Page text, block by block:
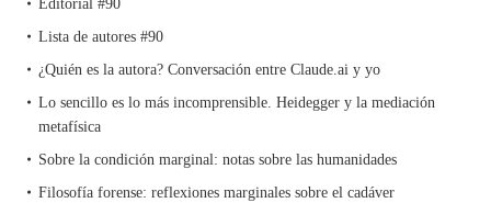
Editorial #90
Lista de autores #90
¿Quién es la autora? Conversación entre Claude.ai y yo
Lo sencillo es lo más incomprensible. Heidegger y la mediación
metafísica
Sobre la condición marginal: notas sobre las humanidades
Filosofía forense: reflexiones marginales sobre el cadáver